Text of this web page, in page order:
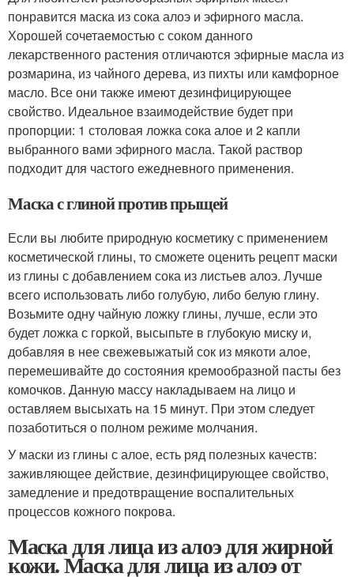
понравится маска из сока алоэ и эфирного масла.
Хорошей сочетаемостью с соком данного
лекарственного растения отличаются эфирные масла из
розмарина, из чайного дерева, из пихты или камфорное
масло. Все они также имеют дезинфицирующее
свойство. Идеальное взаимодействие будет при
пропорции: 1 столовая ложка сока алое и 2 капли
выбранного вами эфирного масла. Такой раствор
подходит для частого ежедневного применения.
Маска с глиной против прыщей
Если вы любите природную косметику с применением
косметической глины, то сможете оценить рецепт маски
из глины с добавлением сока из листьев алоэ. Лучше
всего использовать либо голубую, либо белую глину.
Возьмите одну чайную ложку глины, лучше, если это
будет ложка с горкой, высыпьте в глубокую миску и,
добавляя в нее свежевыжатый сок из мякоти алое,
перемешивайте до состояния кремообразной пасты без
комочков. Данную массу накладываем на лицо и
оставляем высыхать на 15 минут. При этом следует
позаботиться о полном режиме молчания.
У маски из глины с алое, есть ряд полезных качеств:
заживляющее действие, дезинфицирующее свойство,
замедление и предотвращение воспалительных
процессов кожного покрова.
Маска для лица из алоэ для жирной
кожи. Маска для лица из алоэ от